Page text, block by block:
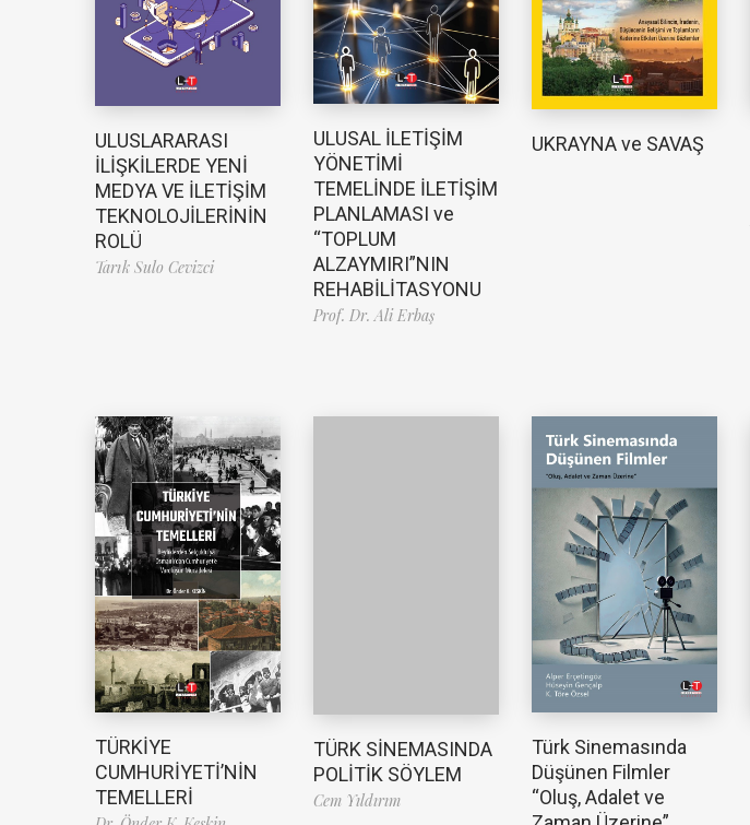
ULUSLARARASI
İLİŞKİLERDE YENİ
MEDYA VE İLETİŞİM
TEKNOLOJİLERİNİN
ROLÜ
Tarık Sulo Cevizci
ULUSAL İLETİŞİM
YÖNETİMİ
TEMELİNDE İLETİŞİM
PLANLAMASI ve
“TOPLUM
ALZAYMIRI”NIN
REHABİLİTASYONU
Prof. Dr. Ali Erbaş
UKRAYNA ve SAVAŞ
TÜRKİYE
CUMHURİYETİ’NİN
TEMELLERİ
TÜRK SİNEMASINDA
POLİTİK SÖYLEM
Cem Yıldırım
Türk Sinemasında
Düşünen Filmler
“Oluş, Adalet ve